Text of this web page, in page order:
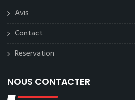
Avis
Contact
Reservation
NOUS CONTACTER